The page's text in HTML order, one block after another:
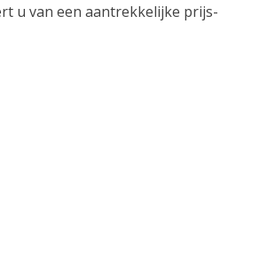
u van een aantrekkelijke prijs-